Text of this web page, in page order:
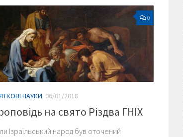
0
НАУКИ 06/01/2018
на свято Різдва ГНІХ
Ізраїльський народ був оточений